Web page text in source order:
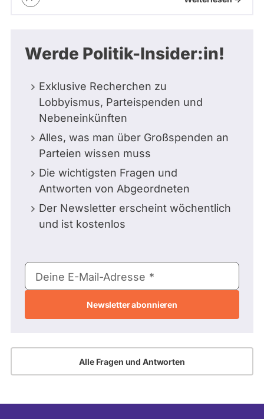
Werde Politik-Insider:in!
Exklusive Recherchen zu
Lobbyismus, Parteispenden und
Nebeneinkünften
Alles, was man über Großspenden an
Parteien wissen muss
Die wichtigsten Fragen und
Antworten von Abgeordneten
Der Newsletter erscheint wöchentlich
und ist kostenlos
E-
Mail-
Deine E-Mail-Adresse
Alle Fragen und Antworten